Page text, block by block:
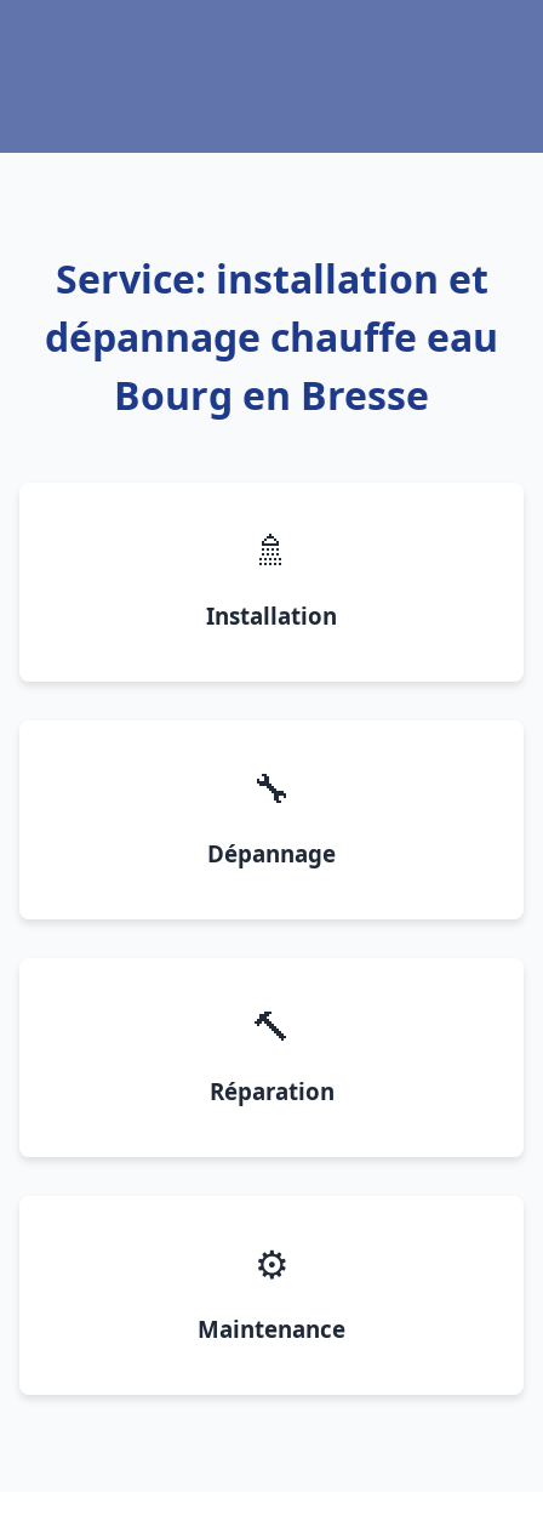
Service: installation et
dépannage chauffe eau
Bourg en Bresse
🚿
Installation
🔧
Dépannage
🔨
Réparation
⚙️
Maintenance